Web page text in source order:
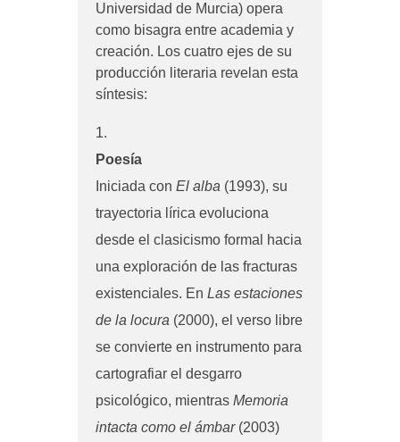
Universidad de Murcia) opera
como bisagra entre academia y
creación. Los cuatro ejes de su
producción literaria revelan esta
síntesis:
Poesía
Iniciada conEl alba (1993), su
trayectoria lírica evoluciona
desde el clasicismo formal hacia
una exploración de las fracturas
existenciales. EnLas estaciones
de la locura (2000), el verso libre
se convierte en instrumento para
cartografiar el desgarro
psicológico, mientrasMemoria
intacta como el ámbar(2003)